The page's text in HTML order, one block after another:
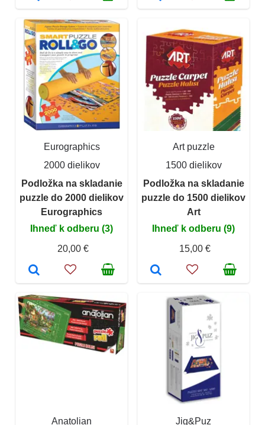
Eurographics
2000 dielikov
Podložka na skladanie
puzzle do 2000 dielikov
Eurographics
Ihneď k odberu (3)
20,00 €
Art puzzle
1500 dielikov
Podložka na skladanie
puzzle do 1500 dielikov
Art
Ihneď k odberu (9)
15,00 €
Anatolian
Jig&Puz